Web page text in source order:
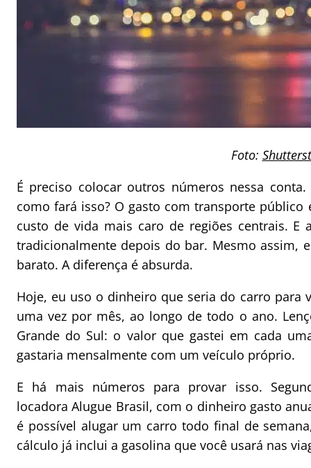
Foto:
É preciso colocar outros números nessa
como fará isso? O gasto com transporte
custo de vida mais caro de regiões centrais.
tradicionalmente depois do bar. Mesmo assim,
barato. A diferença é absurda.
Hoje, eu uso o dinheiro que seria do carro para
uma vez por mês, ao longo de todo o ano.
Grande do Sul: o valor que gastei em cada
gastaria mensalmente com um veículo próprio.
E há mais números para provar isso.
locadora Alugue Brasil, com o dinheiro gasto
é possível alugar um carro todo final de
cálculo já inclui a gasolina que você usará nas